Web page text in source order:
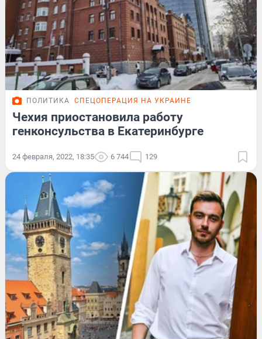
ПОЛИТИКА СПЕЦОПЕРАЦИЯ НА УКРАИНЕ
Чехия приостановила работу
генконсульства в Екатеринбурге
24 февраля, 2022, 18:35 6 744 129